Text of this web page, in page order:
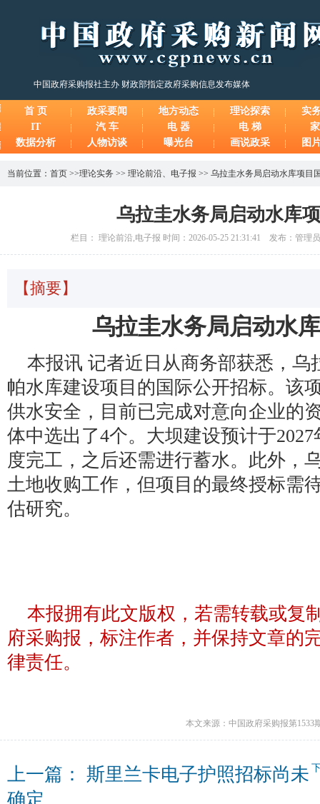
中国政府采购报社主办 财政部指定政府采购信息发布媒体
首 页 政采要闻 地方动态 理论探索
实
IT
汽 车 电 器 电 梯
数据分析
人物访谈 曝光台 画说政采 图
当前位置： 首页 >>理论实务 >> 理论前沿、 电子报 >> 乌拉圭水务局启动水库项目
乌拉圭水务局启动水库
栏目： 理论前沿,电子报 时间：2026-05-25 21:31:41 发布：管理
【摘要】
乌拉圭水务局启动水
本报讯 记者近日从商务部获悉，乌
帕水库建设项目的国际公开招标。该
供水安全，目前已完成对意向企业的
体中选出了4个。大坝建设预计于
度完工，之后还需进行蓄水。此外，
土地收购工作，但项目的最终授标需
估研究。
本报拥有此文版权，若需转载或复
府采购报，标注作者，并保持文章的
律责任。
本文来源：中国政府采购报第1533
上一篇： 斯里兰卡电子护照招标尚未
确定